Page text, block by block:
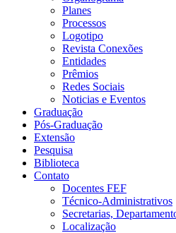
Planes
Processos
Logotipo
Revista Conexões
Entidades
Prêmios
Redes Sociais
Noticias e Eventos
Graduação
Pós-Graduação
Extensão
Pesquisa
Biblioteca
Contato
Docentes FEF
Técnico-Administrativos
Secretarias,
Localização